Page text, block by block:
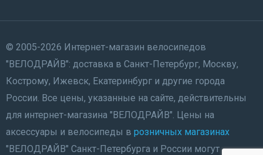
© 2005-2026 Интернет-магазин велосипедов
"ВЕЛОДРАЙВ": доставка в Санкт-Петербург, Москву,
Кострому, Ижевск, Екатеринбург и другие города
России. Все цены, указанные на сайте, действительны
для интернет-магазина "ВЕЛОДРАЙВ". Цены на
аксессуары и велосипеды в розничных магазинах
"ВЕЛОДРАЙВ" Санкт-Петербурга и России могут